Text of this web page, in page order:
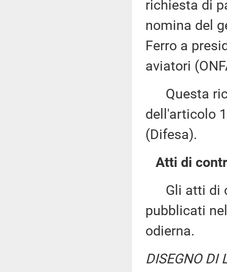
richiesta di
nomina del
Ferro a
aviatori
Questa
dell'articolo
(Difesa).
Atti di
Gli atti di
pubblicati
odierna.
DISEGNO DI